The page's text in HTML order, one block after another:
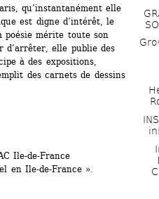
qu’instantanément elle
est digne d’intérêt, le
poésie mérite toute son
d’arrêter, elle publie des
à des expositions,
des carnets de dessins
Ile-de-France
en Ile-de-France ».